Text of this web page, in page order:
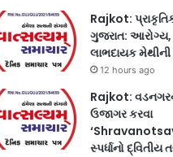
Rajkot:
ગુજરાત: આરોગ્ય,
લાભદાયક મેથીની
12 hours ago
Rajkot:
ઉજાગર કરવા
સ્પર્ધાનો